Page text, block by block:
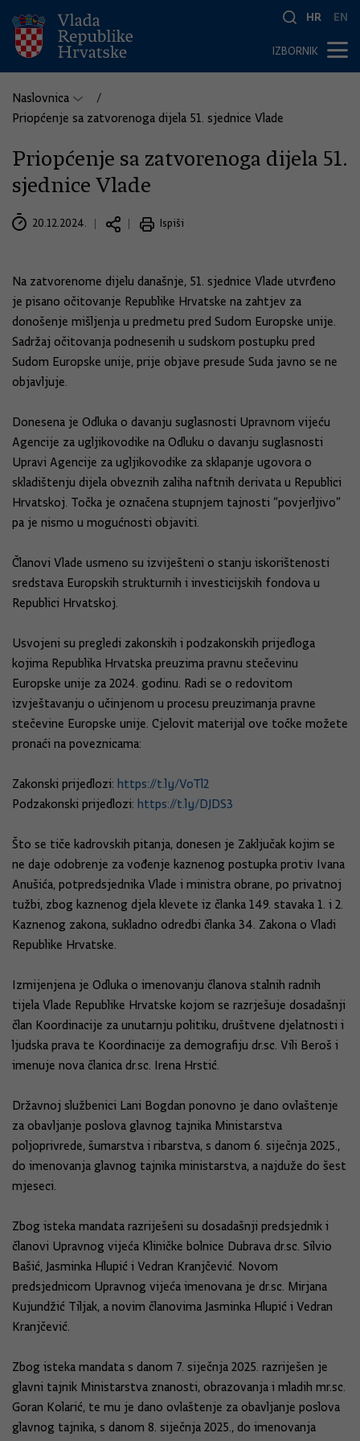
HR EN
IZBORNIK
Naslovnica
Priopćenje sa zatvorenoga dijela 51. sjednice Vlade
Priopćenje sa zatvorenoga dijela 51.
sjednice Vlade
20.12.2024. Ispiši
Na zatvorenome dijelu današnje, 51. sjednice Vlade utvrđeno
je pisano očitovanje Republike Hrvatske na zahtjev za
donošenje mišljenja u predmetu pred Sudom Europske unije.
Sadržaj očitovanja podnesenih u sudskom postupku pred
Sudom Europske unije, prije objave presude Suda javno se ne
objavljuje.
Donesena je Odluka o davanju suglasnosti Upravnom vijeću
Agencije za ugljikovodike na Odluku o davanju suglasnosti
Upravi Agencije za ugljikovodike za sklapanje ugovora o
skladištenju dijela obveznih zaliha naftnih derivata u Republici
Hrvatskoj. Točka je označena stupnjem tajnosti “povjerljivo”
pa je nismo u mogućnosti objaviti.
Članovi Vlade usmeno su izviješteni o stanju iskorištenosti
sredstava Europskih strukturnih i investicijskih fondova u
Republici Hrvatskoj.
Usvojeni su pregledi zakonskih i podzakonskih prijedloga
kojima Republika Hrvatska preuzima pravnu stečevinu
Europske unije za 2024. godinu. Radi se o redovitom
izvještavanju o učinjenom u procesu preuzimanja pravne
stečevine Europske unije. Cjelovit materijal ove točke možete
pronaći na poveznicama:
Zakonski prijedlozi: https://t.ly/VoTl2
Podzakonski prijedlozi: https://t.ly/DJDS3
Što se tiče kadrovskih pitanja, donesen je Zaključak kojim se
ne daje odobrenje za vođenje kaznenog postupka protiv Ivana
Anušića, potpredsjednika Vlade i ministra obrane, po privatnoj
tužbi, zbog kaznenog djela klevete iz članka 149. stavaka 1. i 2.
Kaznenog zakona, sukladno odredbi članka 34. Zakona o Vladi
Republike Hrvatske.
Izmijenjena je Odluka o imenovanju članova stalnih radnih
tijela Vlade Republike Hrvatske kojom se razrješuje dosadašnji
član Koordinacije za unutarnju politiku, društvene djelatnosti i
ljudska prava te Koordinacije za demografiju dr.sc. Vili Beroš i
imenuje nova članica dr.sc. Irena Hrstić.
Državnoj službenici Lani Bogdan ponovno je dano ovlaštenje
za obavljanje poslova glavnog tajnika Ministarstva
poljoprivrede, šumarstva i ribarstva, s danom 6. siječnja 2025.,
do imenovanja glavnog tajnika ministarstva, a najduže do šest
mjeseci.
Zbog isteka mandata razriješeni su dosadašnji predsjednik i
članovi Upravnog vijeća Kliničke bolnice Dubrava dr.sc. Silvio
Bašić, Jasminka Hlupić i Vedran Kranjčević. Novom
predsjednicom Upravnog vijeća imenovana je dr.sc. Mirjana
Kujundžić Tiljak, a novim članovima Jasminka Hlupić i Vedran
Kranjčević.
Zbog isteka mandata s danom 7. siječnja 2025. razriješen je
glavni tajnik Ministarstva znanosti, obrazovanja i mladih mr.sc.
Goran Kolarić, te mu je dano ovlaštenje za obavljanje poslova
glavnog tajnika, s danom 8. siječnja 2025., do imenovanja